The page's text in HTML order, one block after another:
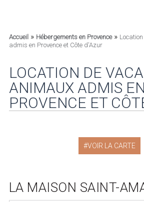
Accueil» Hébergements en Provence»
admis en Provence et Côte d'Azur
LOCATION DE
ANIMAUX ADMIS EN
PROVENCE ET
VOIR LA CARTE
LA MAISON SAINT-